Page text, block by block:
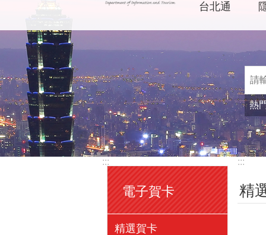
台北通
熱
:::
電子賀卡
精選賀卡
:::
精